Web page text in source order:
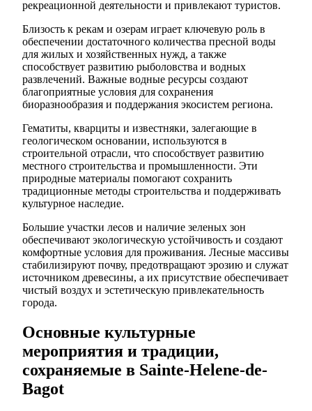
рекреационной деятельности и привлекают туристов.
Близость к рекам и озерам играет ключевую роль в
обеспечении достаточного количества пресной воды
для жилых и хозяйственных нужд, а также
способствует развитию рыболовства и водных
развлечений. Важные водные ресурсы создают
благоприятные условия для сохранения
биоразнообразия и поддержания экосистем региона.
Гематиты, кварциты и известняки, залегающие в
геологическом основании, используются в
строительной отрасли, что способствует развитию
местного строительства и промышленности. Эти
природные материалы помогают сохранить
традиционные методы строительства и поддерживать
культурное наследие.
Большие участки лесов и наличие зеленых зон
обеспечивают экологическую устойчивость и создают
комфортные условия для проживания. Лесные массивы
стабилизируют почву, предотвращают эрозию и служат
источником древесины, а их присутствие обеспечивает
чистый воздух и эстетическую привлекательность
города.
Основные культурные
мероприятия и традиции,
сохраняемые в Sainte-Helene-de-
Bagot